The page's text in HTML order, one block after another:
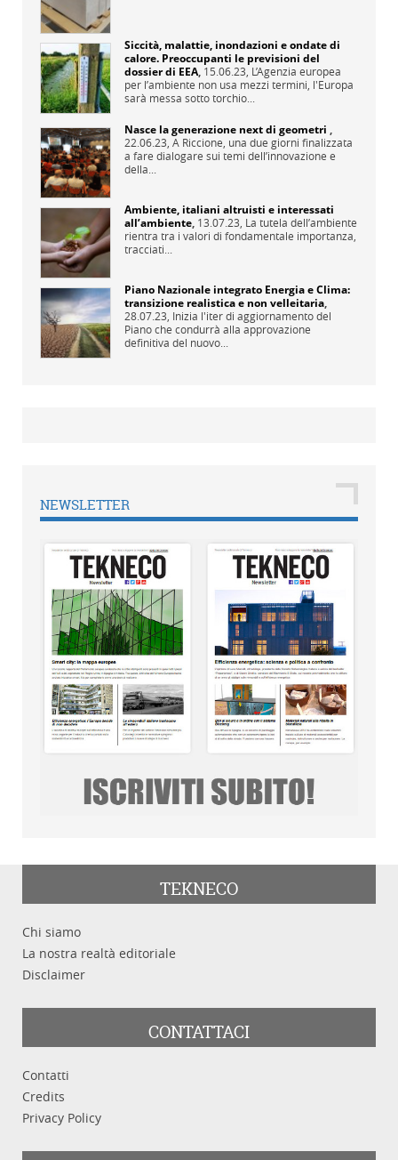
Siccità, malattie, inondazioni e ondate di
calore. Preoccupanti le previsioni del
dossier di EEA, 15.06.23, L’Agenzia europea
per l’ambiente non usa mezzi termini, l'Europa
sarà messa sotto torchio...
Nasce la generazione next di geometri ,
22.06.23, A Riccione, una due giorni finalizzata
a fare dialogare sui temi dell’innovazione e
della...
Ambiente, italiani altruisti e interessati
all’ambiente, 13.07.23, La tutela dell’ambiente
rientra tra i valori di fondamentale importanza,
tracciati...
Piano Nazionale integrato Energia e Clima:
transizione realistica e non velleitaria,
28.07.23, Inizia l'iter di aggiornamento del
Piano che condurrà alla approvazione
definitiva del nuovo...
NEWSLETTER
TEKNECO
Chi siamo
La nostra realtà editoriale
Disclaimer
CONTATTACI
Contatti
Credits
Privacy Policy